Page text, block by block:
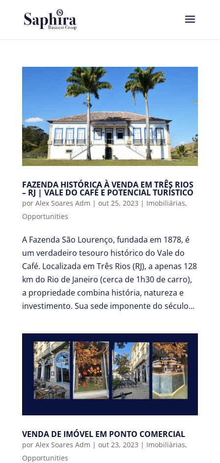
FAZENDA HISTÓRICA À VENDA EM TRÊS RIOS
– RJ | VALE DO CAFÉ E POTENCIAL TURÍSTICO
por Alex Soares Adm | out 25, 2023 | Imobiliárias,
Opportunities
A Fazenda São Lourenço, fundada em 1878, é
um verdadeiro tesouro histórico do Vale do
Café. Localizada em Três Rios (RJ), a apenas 128
km do Rio de Janeiro (cerca de 1h30 de carro),
a propriedade combina história, natureza e
investimento. Sua sede imponente do século...
VENDA DE IMÓVEL EM PONTO COMERCIAL
por Alex Soares Adm | out 23, 2023 | Imobiliárias,
Opportunities